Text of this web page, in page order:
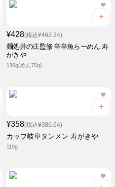
¥428(税込¥462.24)
麺処井の庄監修 辛辛魚らーめん 寿
がきや
136g(めん75g)
¥358(税込¥386.64)
カップ岐阜タンメン 寿がきや
119g